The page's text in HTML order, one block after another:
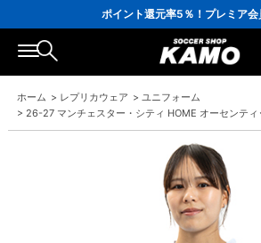
ポイント還元率5％！プレミア会
会員の方にはお誕生月に「10％OFFクー
16,000円(税込)以上でシューズケース
3,300円(税込)以上で送料無
ホーム > レプリカウェア > ユニフォーム
> 26-27 マンチェスター・シティ HOME オーセンテ